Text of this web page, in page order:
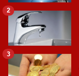
2
3